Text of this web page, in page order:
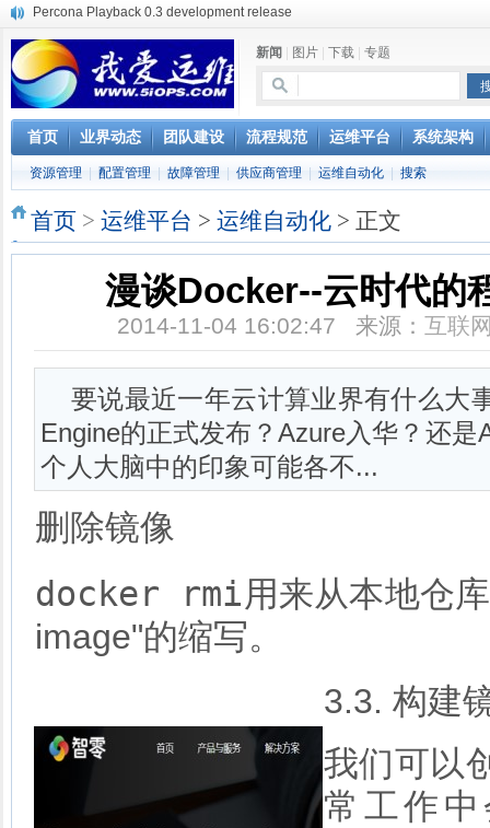
Percona Playback 0.3 development release
使用jmx client监控activemq
Hive查询OOM分析
浅解Facebook的服务器架构
一淘网后面的技术与架构
实现多个无线AP桥接，扩大家庭WIFI覆盖
Linux下系统或服务排障的最佳实践
云计算平台管理的三大利器Nagios、Ganglia和Splunk
复杂网络架构导致的诡异网络问题排查分享
新闻 图片 下载 专题
首页 业界动态 团队建设 流程规范 运维平台 系统架构
资源管理 配置管理 故障管理 供应商管理 运维自动化 搜索
首页 > 运维平台 > 运维自动化 > 正文
漫谈Docker--云时代的
2014-11-04 16:02:47 来源： 互联
要说最近一年云计算业界有什么大
Engine的正式发布？Azure入华？还
个人大脑中的印象可能各不...
删除镜像
docker rmi用来从本地仓
image"的缩写。
3.3. 构建
我们可以
常工作